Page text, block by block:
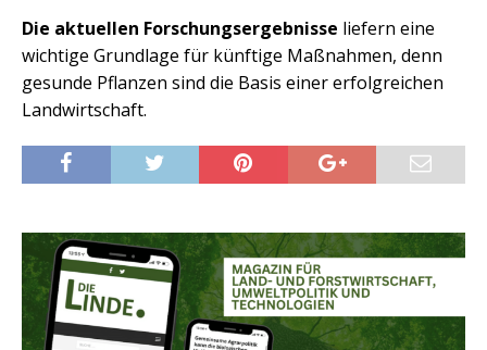
Die aktuellen Forschungsergebnisse liefern eine
wichtige Grundlage für künftige Maßnahmen, denn
gesunde Pflanzen sind die Basis einer erfolgreichen
Landwirtschaft.